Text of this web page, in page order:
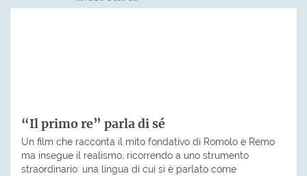
“Il primo re” parla di sé
Un film che racconta il mito fondativo di Romolo e Remo
ma insegue il realismo, ricorrendo a uno strumento
straordinario: una lingua di cui si è parlato come